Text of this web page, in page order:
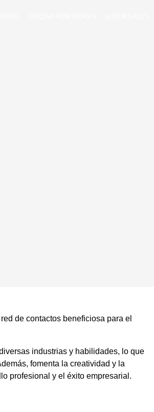
de contactos beneficiosa para el
industrias y habilidades, lo que
fomenta la creatividad y la
profesional y el éxito empresarial.